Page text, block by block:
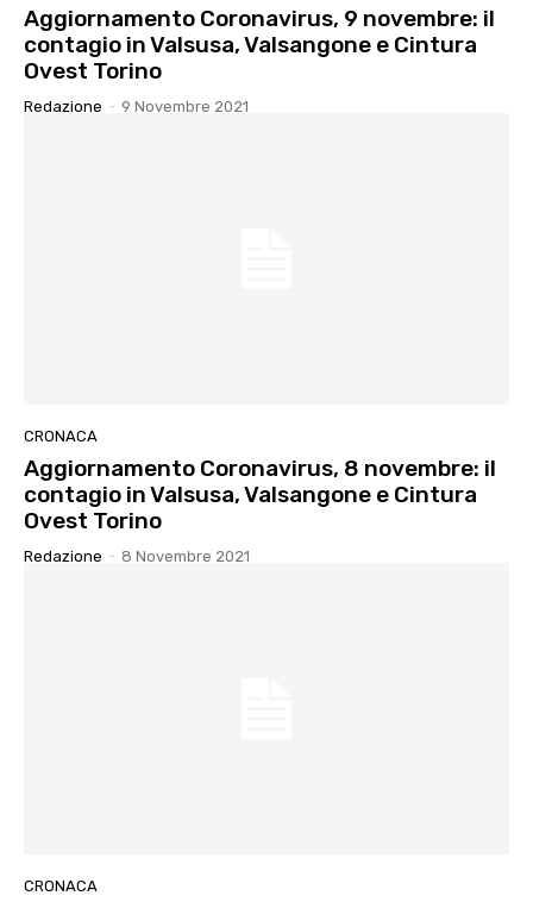
Aggiornamento Coronavirus, 9 novembre: il
contagio in Valsusa, Valsangone e Cintura
Ovest Torino
Redazione - 9 Novembre 2021
CRONACA
Aggiornamento Coronavirus, 8 novembre: il
contagio in Valsusa, Valsangone e Cintura
Ovest Torino
Redazione - 8 Novembre 2021
CRONACA